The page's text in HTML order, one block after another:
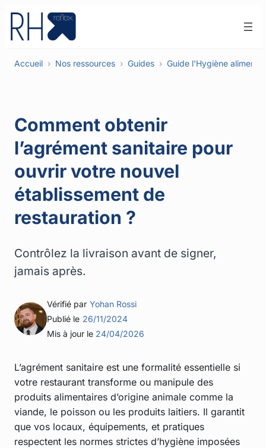
Aller
au
contenu
Accueil Nos ressources Guides Guide l'Hygiène
Comment obtenir
l’agrément sanitaire pour
ouvrir votre nouvel
établissement de
restauration ?
Contrôlez la livraison avant de signer,
jamais après.
Vérifié par Yohan Rossi
Publié le 26/11/2024
Mis à jour le 24/04/2026
L’agrément sanitaire est une formalité essentielle si
votre restaurant transforme ou manipule des
produits alimentaires d’origine animale comme la
viande, le poisson ou les produits laitiers. Il garantit
que vos locaux, équipements, et pratiques
respectent les normes strictes d’hygiène imposées